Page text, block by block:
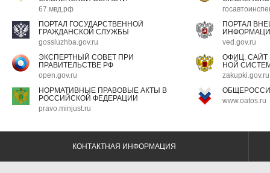
67.мвд.рф
ПОРТАЛ ГОСУДАРСТВЕННОЙ
ГРАЖДАНСКОЙ СЛУЖБЫ
gossluzhba.gov.ru
ПОРТАЛ
ved.gov.ru
ЭКСПЕРТНЫЙ СОВЕТ ПРИ
ПРАВИТЕЛЬСТВЕ РФ
open.gov.ru
ОФИЦ.
НОЙ
zakupki.gov.ru
НОРМАТИВНЫЕ ПРАВОВЫЕ АКТЫ В
РОССИЙСКОЙ ФЕДЕРАЦИИ
pravo.minjust.ru
www.oatos.ru
КОНТАКТНАЯ ИНФОРМАЦИЯ